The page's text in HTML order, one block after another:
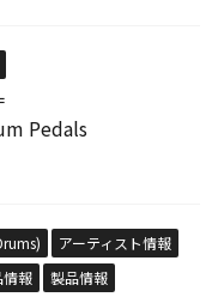
Pedals
アーティスト情報
情報 製品情報